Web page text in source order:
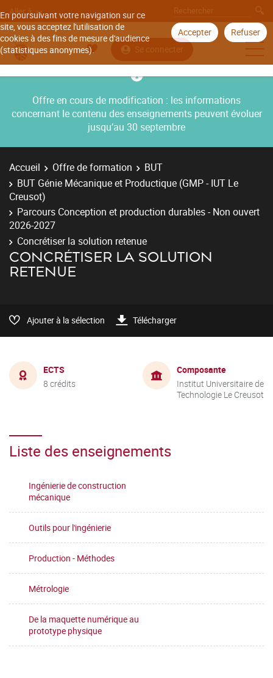
En poursuivant votre navigation sur ce
site, vous acceptez l'utilisation de
cookies à des fins de mesure d'audience
(statistiques anonymes).
Accepter Refuser
Aller à
Se connecter
Offre en cours de modification : les informations
concernant le contenu des enseignements peuvent évoluer
jusqu’au 30 septembre
Accueil Offre de formation
BUT
BUT Génie Mécanique et Productique (GMP - IUT Le
Creusot)
Parcours Conception et production durables - Non ouvert
2026-2027
Concrétiser la solution retenue
CONCRÉTISER LA SOLUTION
RETENUE
Ajouter à la sélection Télécharger
ECTS
8 crédits
Composante
Institut Universitaire de
Technologie Le Creusot
Liste des enseignements
Ingénierie de construction
mécanique
Outils pour l'ingénierie
Production - Méthodes
Métrologie
De la maquette numérique au
prototype physique